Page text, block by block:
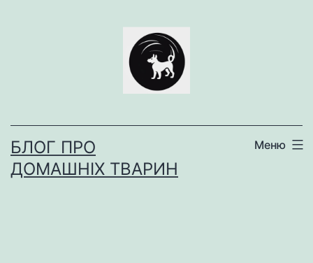
БЛОГ ПРО
ДОМАШНІХ ТВАРИН
Меню